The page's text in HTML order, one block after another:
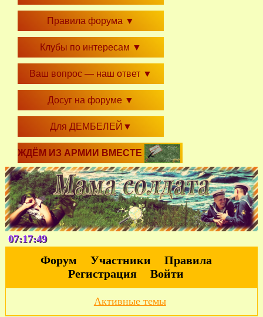
Правила форума ▼
Клубы по интересам ▼
Ваш вопрос — наш ответ ▼
Досуг на форуме ▼
Для ДЕМБЕЛЕЙ ▼
ЖДЁМ ИЗ АРМИИ ВМЕСТЕ
07:17:49
Форум Участники
Правила
Регистрация
Войти
Активные темы